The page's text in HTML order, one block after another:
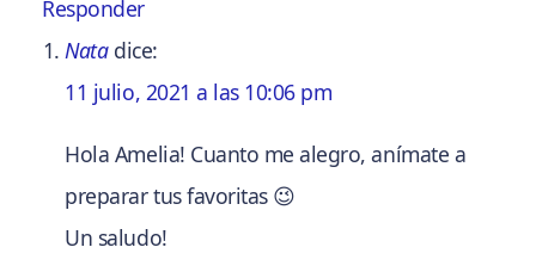
Responder
Nata dice:
11 julio, 2021 a las 10:06 pm
Hola Amelia! Cuanto me alegro, anímate a
preparar tus favoritas 😉
Un saludo!